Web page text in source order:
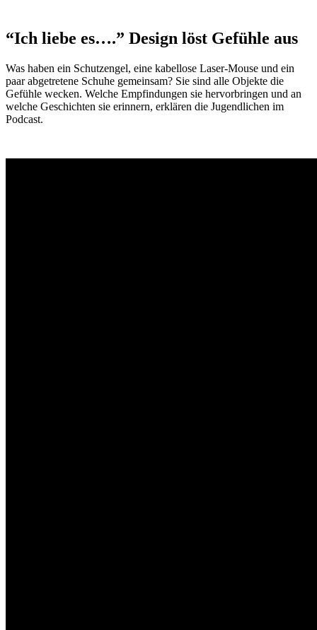
“Ich liebe es….” Design löst Gefühle aus
Was haben ein Schutzengel, eine kabellose Laser-Mouse und ein
paar abgetretene Schuhe gemeinsam? Sie sind alle Objekte die
Gefühle wecken. Welche Empfindungen sie hervorbringen und an
welche Geschichten sie erinnern, erklären die Jugendlichen im
Podcast.